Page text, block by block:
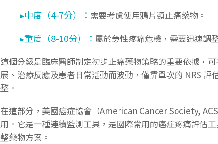
▸中度（4-7分）： 需要考慮使用鴉片類止痛藥物。
▸重度（8-10分）： 屬於急性疼痛危機，需要迅速調
這個分級是臨床醫師制定初步止痛藥物策略的重要依據，
展、治療反應及患者日常活動而波動，僅靠單次的 NRS 評
整。
在這部分，美國癌症協會（American Cancer Society, ACS
用。它是一種連續監測工具，是國際常用的癌症疼痛評估
整藥物方案。